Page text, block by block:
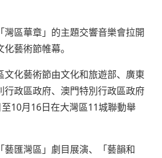
區華章」的主題交響音樂會拉開
藝術節帷幕。
化藝術節由文化和旅遊部、廣東
行政區政府、澳門特別行政區政府
10月16日在大灣區11城聯動舉
匯灣區」劇目展演、「藝韻和